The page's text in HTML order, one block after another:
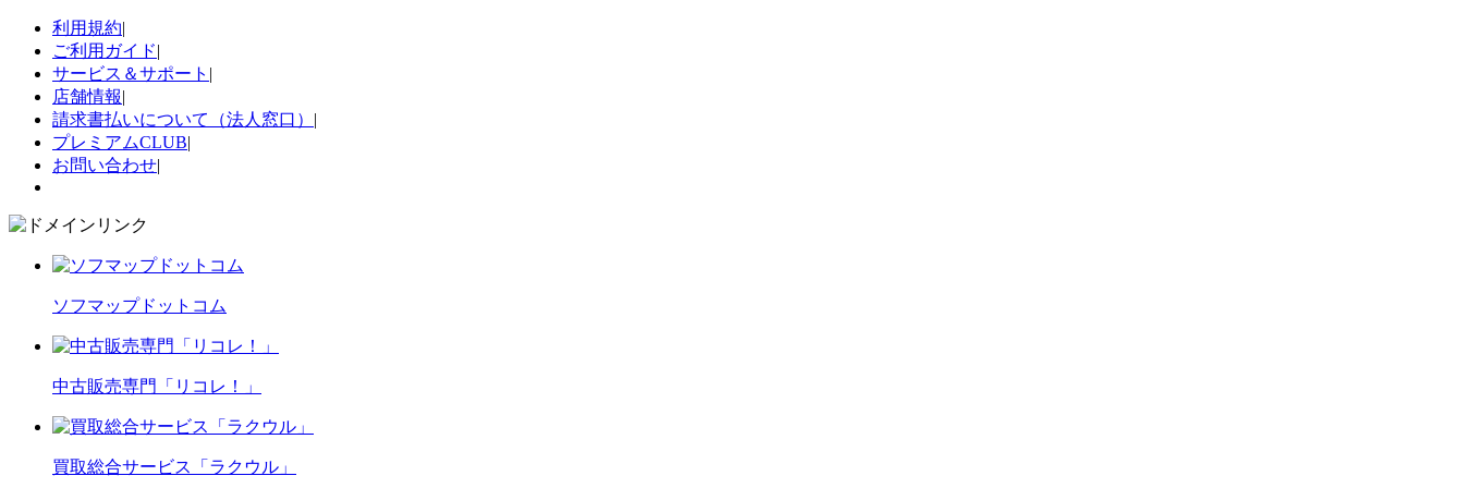
利用規約|
ご利用ガイド|
サービス＆サポート |
店舗情報|
請求書払いについて（法人窓口） |
プレミアムCLUB|
お問い合わせ|
ソフマップドットコム
中古販売専門「リコレ！」
買取総合サービス「ラクウル」